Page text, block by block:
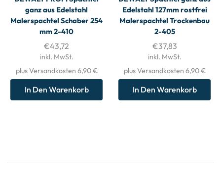
ganz aus Edelstahl
Malerspachtel Schaber 254
mm 2-410
€43,72
inkl. MwSt.
plus Versandkosten 6,90 €
In Den Warenkorb
Edelstahl 127mm rostfrei
Malerspachtel Trockenbau
2-405
€37,83
inkl. MwSt.
plus Versandkosten 6,90 €
In Den Warenkorb